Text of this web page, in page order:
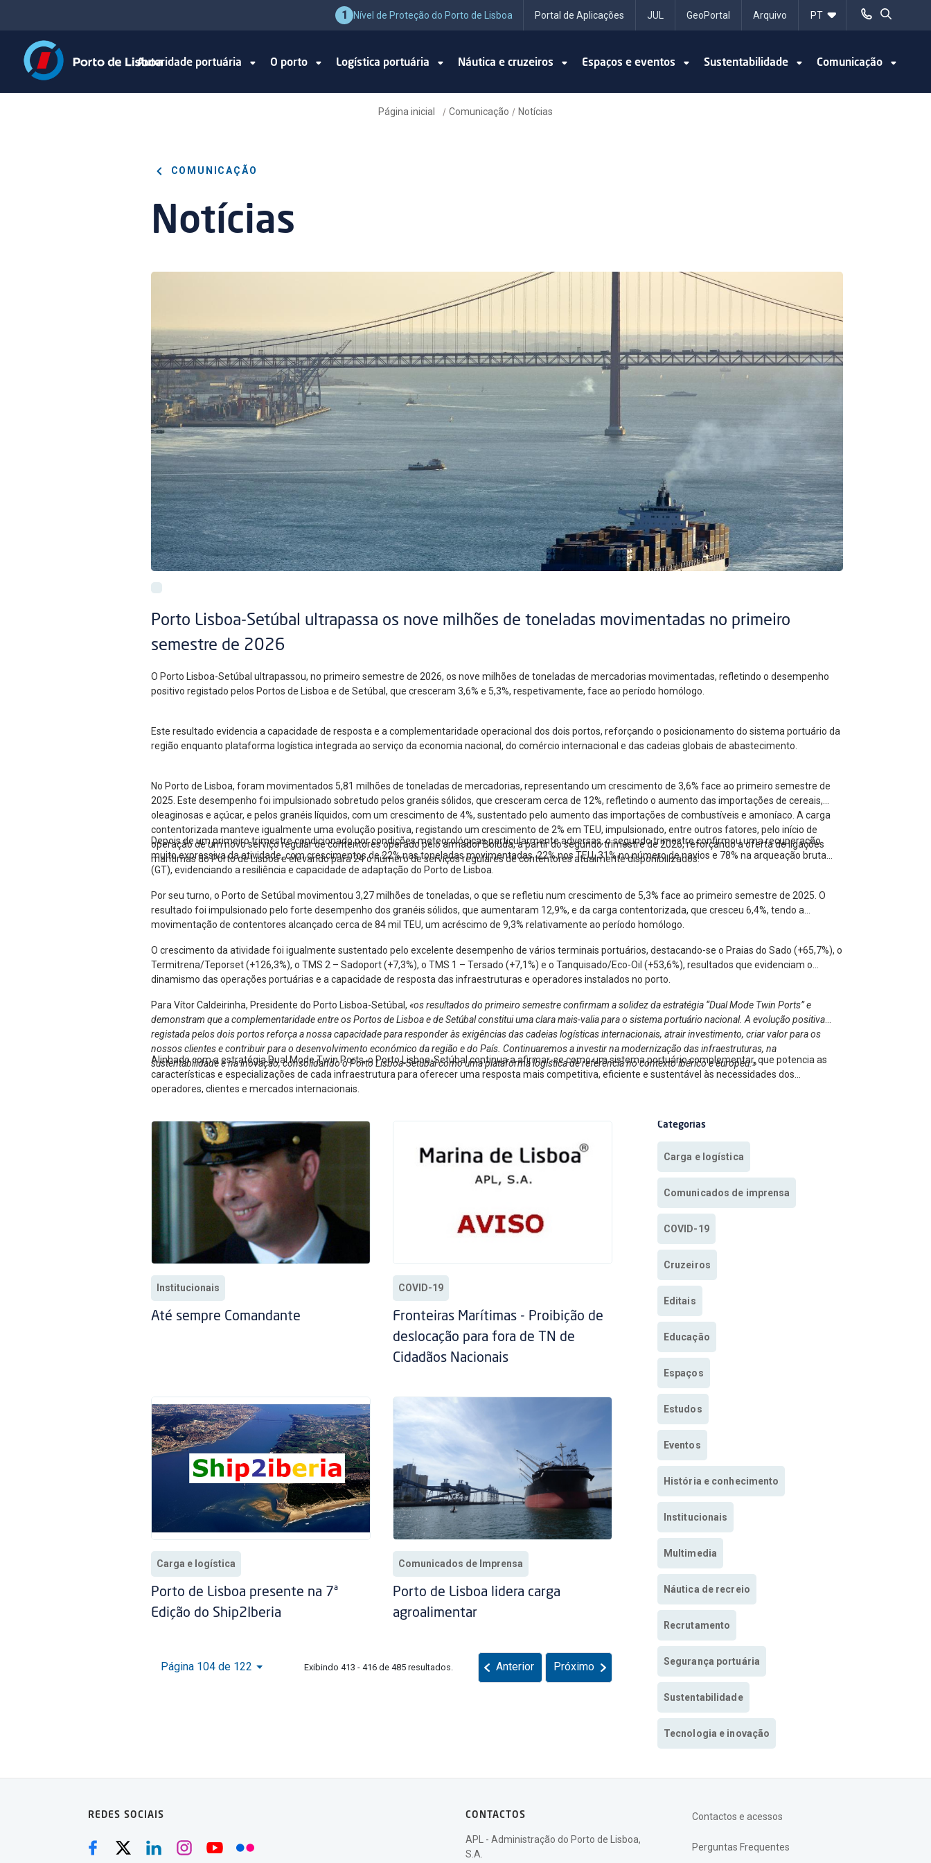
1 Nível de Proteção do Porto de Lisboa Portal de Aplicações JUL GeoPortal Arquivo
Autoridade portuária O porto Logística portuária Náutica e cruzeiros Espaços e eventos Sustentabilidade Comunicação
Página inicial / Comunicação / Notícias
COMUNICAÇÃO
Notícias
Porto Lisboa-Setúbal ultrapassa os nove milhões de toneladas movimentadas no primeiro
semestre de 2026
O Porto Lisboa-Setúbal ultrapassou, no primeiro semestre de 2026, os nove milhões de toneladas de mercadorias movimentadas, refletindo o desempenho
positivo registado pelos Portos de Lisboa e de Setúbal, que cresceram 3,6% e 5,3%, respetivamente, face ao período homólogo.
Este resultado evidencia a capacidade de resposta e a complementaridade operacional dos dois portos, reforçando o posicionamento do sistema portuário da
região enquanto plataforma logística integrada ao serviço da economia nacional, do comércio internacional e das cadeias globais de abastecimento.
No Porto de Lisboa, foram movimentados 5,81 milhões de toneladas de mercadorias, representando um crescimento de 3,6% face ao primeiro semestre de
2025. Este desempenho foi impulsionado sobretudo pelos granéis sólidos, que cresceram cerca de 12%, refletindo o aumento das importações de cereais,
oleaginosas e açúcar, e pelos granéis líquidos, com um crescimento de 4%, sustentado pelo aumento das importações de combustíveis e amoníaco. A carga
contentorizada manteve igualmente uma evolução positiva, registando um crescimento de 2% em TEU, impulsionado, entre outros fatores, pelo início de
operação de um novo serviço regular de contentores operado pelo armador Boluda, a partir do segundo trimestre de 2026, reforçando a oferta de ligações
marítimas do Porto de Lisboa e elevando para 24 o número de serviços regulares de contentores atualmente disponibilizados.
Depois de um primeiro trimestre condicionado por condições meteorológicas particularmente adversas, o segundo trimestre confirmou uma recuperação
muito expressiva da atividade, com crescimentos de 22% nas toneladas movimentadas, 22% nos TEU, 31% no número de navios e 78% na arqueação bruta
(GT), evidenciando a resiliência e capacidade de adaptação do Porto de Lisboa.
Por seu turno, o Porto de Setúbal movimentou 3,27 milhões de toneladas, o que se refletiu num crescimento de 5,3% face ao primeiro semestre de 2025. O
resultado foi impulsionado pelo forte desempenho dos granéis sólidos, que aumentaram 12,9%, e da carga contentorizada, que cresceu 6,4%, tendo a
movimentação de contentores alcançado cerca de 84 mil TEU, um acréscimo de 9,3% relativamente ao período homólogo.
O crescimento da atividade foi igualmente sustentado pelo excelente desempenho de vários terminais portuários, destacando-se o Praias do Sado (+65,7%), o
Termitrena/Teporset (+126,3%), o TMS 2 – Sadoport (+7,3%), o TMS 1 – Tersado (+7,1%) e o Tanquisado/Eco-Oil (+53,6%), resultados que evidenciam o
dinamismo das operações portuárias e a capacidade de resposta das infraestruturas e operadores instalados no porto.
Para Vítor Caldeirinha, Presidente do Porto Lisboa-Setúbal, «os resultados do primeiro semestre confirmam a solidez da estratégia “Dual Mode Twin Ports” e
demonstram que a complementaridade entre os Portos de Lisboa e de Setúbal constitui uma clara mais-valia para o sistema portuário nacional. A evolução positiva
registada pelos dois portos reforça a nossa capacidade para responder às exigências das cadeias logísticas internacionais, atrair investimento, criar valor para os
nossos clientes e contribuir para o desenvolvimento económico da região e do País. Continuaremos a investir na modernização das infraestruturas, na
sustentabilidade e na inovação, consolidando o Porto Lisboa-Setúbal como uma plataforma logística de referência no contexto ibérico e europeu.»
Alinhado com a estratégia Dual Mode Twin Ports, o Porto Lisboa-Setúbal continua a afirmar-se como um sistema portuário complementar, que potencia as
características e especializações de cada infraestrutura para oferecer uma resposta mais competitiva, eficiente e sustentável às necessidades dos
operadores, clientes e mercados internacionais.
Institucionais
Até sempre Comandante
COVID-19
Fronteiras Marítimas - Proibição de
deslocação para fora de TN de
Cidadãos Nacionais
Carga e logística
Porto de Lisboa presente na 7ª
Edição do Ship2Iberia
Comunicados de Imprensa
Porto de Lisboa lidera carga
agroalimentar
Página 104 de 122 Exibindo 413 - 416 de 485 resultados. Anterior Próximo
Categorias
Carga e logística
Comunicados de imprensa
COVID-19
Cruzeiros
Editais
Educação
Espaços
Estudos
Eventos
História e conhecimento
Institucionais
Multimedia
Náutica de recreio
Recrutamento
Segurança portuária
Sustentabilidade
Tecnologia e inovação
REDES SOCIAIS CONTACTOS
APL - Administração do Porto de Lisboa,
S.A.
Contactos e acessos
Perguntas Frequentes